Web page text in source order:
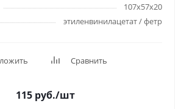
107х57х20
этиленвинилацетат / фетр
Сравнить
115 руб./шт